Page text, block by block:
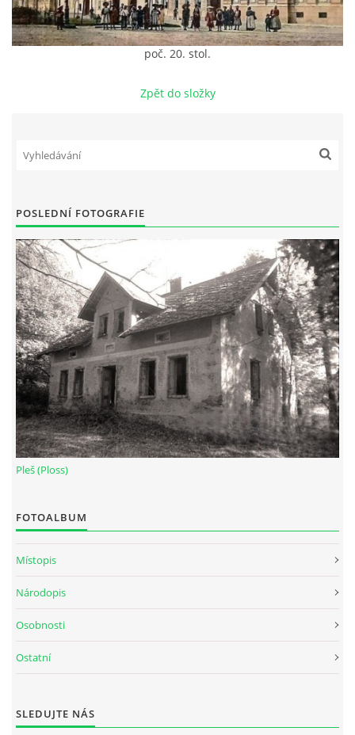
O NÁS
DŮL NA SLÍDU (NA KOLE)
--------------------------------------------------------------
Tento projekt je realizován za finanční podpory
© 2026 eStránky.cz |Aktualizováno: 17. 7. 2026|Nahoru ↑
poč. 20. stol.
Zpět do složky
POSLEDNÍ FOTOGRAFIE
Pleš (Ploss)
FOTOALBUM
Místopis
Národopis
Osobnosti
Ostatní
SLEDUJTE NÁS